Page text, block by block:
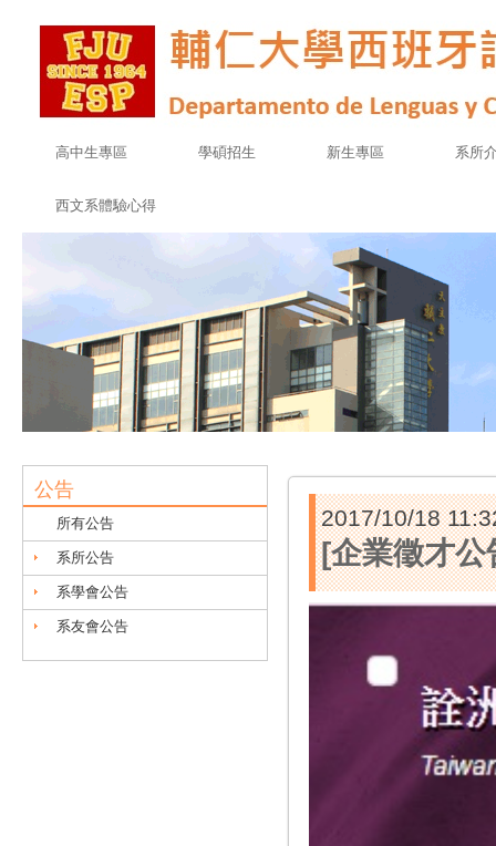
高中生專區 學碩招生 新生專區 系所
西文系體驗心得
公告
所有公告
系所公告
系學會公告
系友會公告
2017/10/18
[企業徵才公